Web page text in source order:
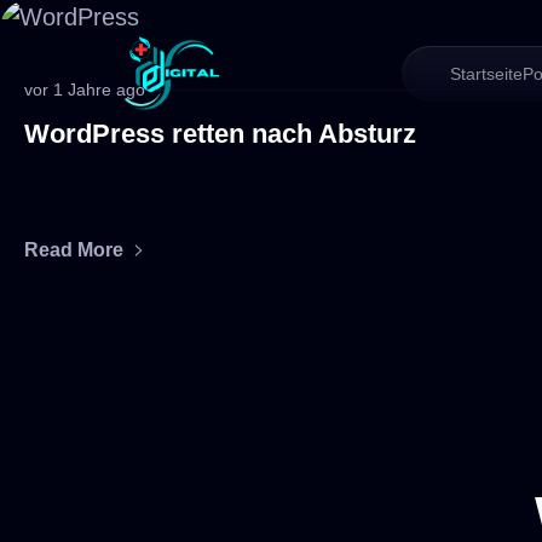
Startseite
vor 1 Jahre ago
WordPress retten nach Absturz
Read More